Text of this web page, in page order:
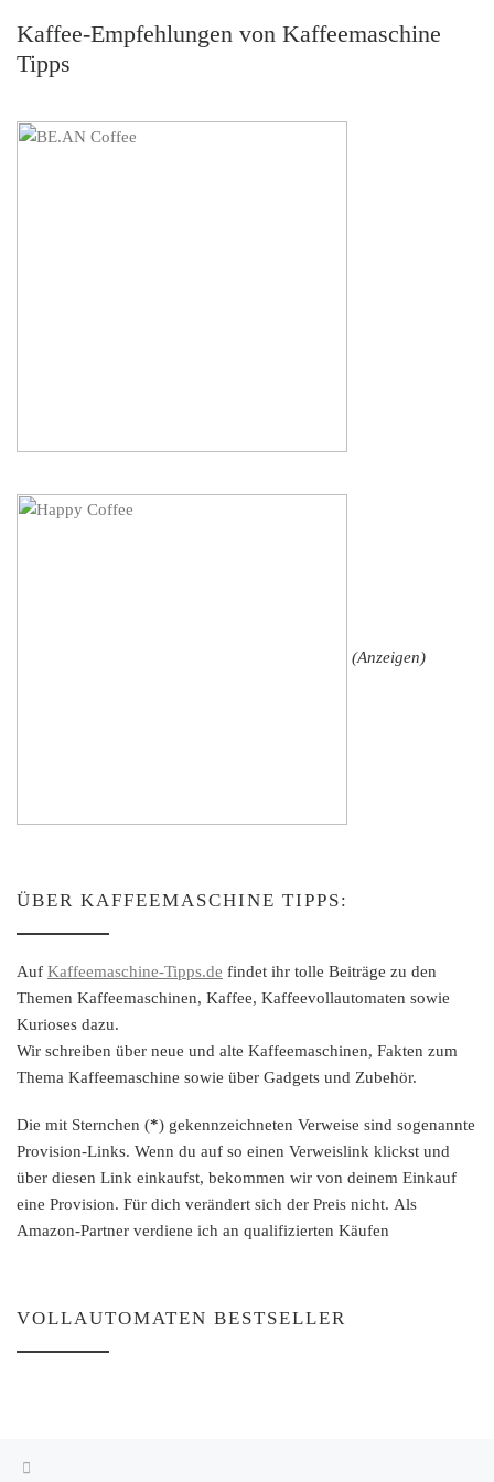
Kaffee-Empfehlungen von Kaffeemaschine
Tipps
(Anzeigen)
ÜBER KAFFEEMASCHINE TIPPS:
Auf Kaffeemaschine-Tipps.de findet ihr tolle Beiträge zu den
Themen Kaffeemaschinen, Kaffee, Kaffeevollautomaten sowie
Kurioses dazu.
Wir schreiben über neue und alte Kaffeemaschinen, Fakten zum
Thema Kaffeemaschine sowie über Gadgets und Zubehör.
Die mit Sternchen (*) gekennzeichneten Verweise sind sogenannte
Provision-Links. Wenn du auf so einen Verweislink klickst und
über diesen Link einkaufst, bekommen wir von deinem Einkauf
eine Provision. Für dich verändert sich der Preis nicht. Als
Amazon-Partner verdiene ich an qualifizierten Käufen
VOLLAUTOMATEN BESTSELLER
Vorheriger Beitrag